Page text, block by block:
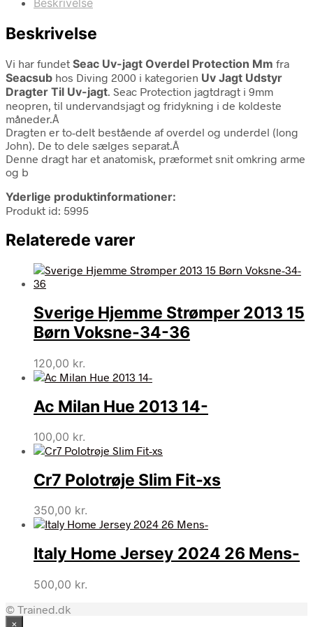
Beskrivelse
Beskrivelse
Vi har fundet Seac Uv-jagt Overdel Protection Mm fra
Seacsub hos Diving 2000 i kategorien Uv Jagt Udstyr
Dragter Til Uv-jagt. Seac Protection jagtdragt i 9mm
neopren, til undervandsjagt og fridykning i de koldeste
måneder.Â
Dragten er to-delt bestående af overdel og underdel (long
John). De to dele sælges separat.Â
Denne dragt har et anatomisk, præformet snit omkring arme
og b
Yderlige produktinformationer:
Produkt id: 5995
Relaterede varer
Sverige Hjemme Strømper 2013 15
Børn Voksne-34-36
120,00 kr.
Ac Milan Hue 2013 14-
100,00 kr.
Cr7 Polotrøje Slim Fit-xs
350,00 kr.
Italy Home Jersey 2024 26 Mens-
500,00 kr.
© Trained.dk
×